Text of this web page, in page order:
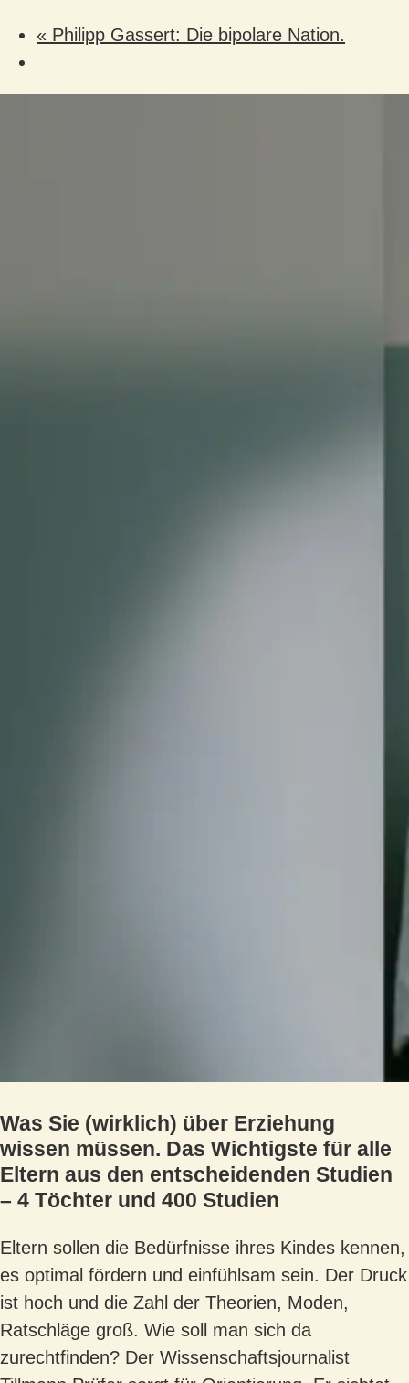
« Philipp Gassert: Die bipolare Nation.
Was Sie (wirklich) über Erziehung
wissen müssen. Das Wichtigste für alle
Eltern aus den entscheidenden Studien
– 4 Töchter und 400 Studien
Eltern sollen die Bedürfnisse ihres Kindes kennen,
es optimal fördern und einfühlsam sein. Der Druck
ist hoch und die Zahl der Theorien, Moden,
Ratschläge groß. Wie soll man sich da
zurechtfinden? Der Wissenschaftsjournalist